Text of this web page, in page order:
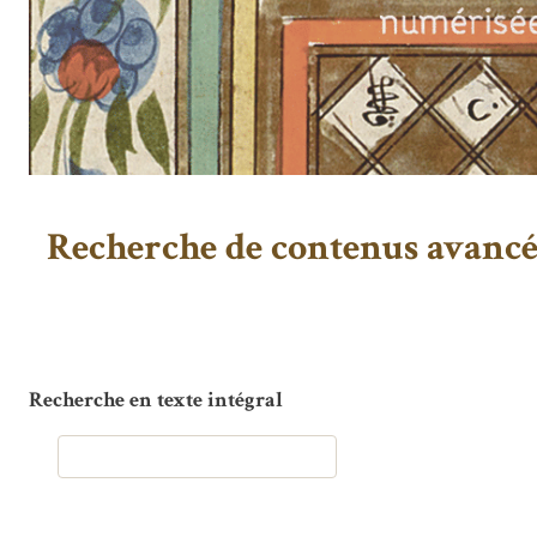
Recherche de contenus
Recherche en texte intégral